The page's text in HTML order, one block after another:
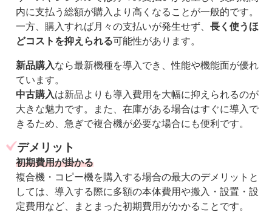
内に支払う総額が購入より高くなることが一般的です。
一方、購入すれば月々の支払いが発生せず、 長く使うほ
どコストを抑えられる可能性があります。
新品購入 なら最新機種を導入でき、性能や機能面が優れ
ています。
中古購入 は新品よりも導入費用を大幅に抑えられるのが
大きな魅力です。また、在庫がある場合はすぐに導入で
きるため、急ぎで複合機が必要な場合にも便利です。
デメリット
初期費用が掛かる
複合機・コピー機を購入する場合の最大のデメリットと
しては、導入する際に多額の本体費用や搬入・設置・設
定費用など、まとまった初期費用がかかる ことです。